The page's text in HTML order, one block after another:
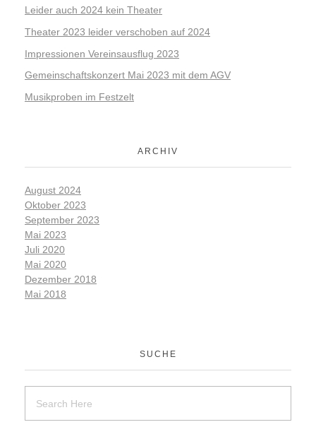
Leider auch 2024 kein Theater
Theater 2023 leider verschoben auf 2024
Impressionen Vereinsausflug 2023
Gemeinschaftskonzert Mai 2023 mit dem AGV
Musikproben im Festzelt
ARCHIV
August 2024
Oktober 2023
September 2023
Mai 2023
Juli 2020
Mai 2020
Dezember 2018
Mai 2018
SUCHE